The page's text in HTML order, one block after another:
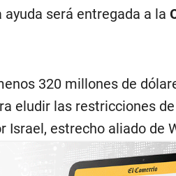
será entregada a la
320 millones de
eludir las restricciones
Israel, estrecho aliado de